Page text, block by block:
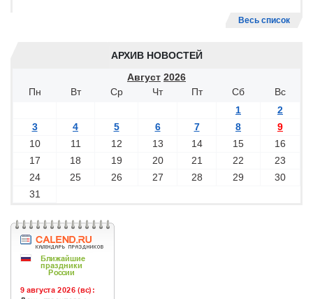
Весь список
АРХИВ НОВОСТЕЙ
Август 2026
Пн
Вт Ср Чт Пт Сб
Вс
1
2
3
4 5 6 7 8
9
10
11 12 13 14 15
16
17
18 19 20 21 22
23
24
25 26 27 28 29
30
31